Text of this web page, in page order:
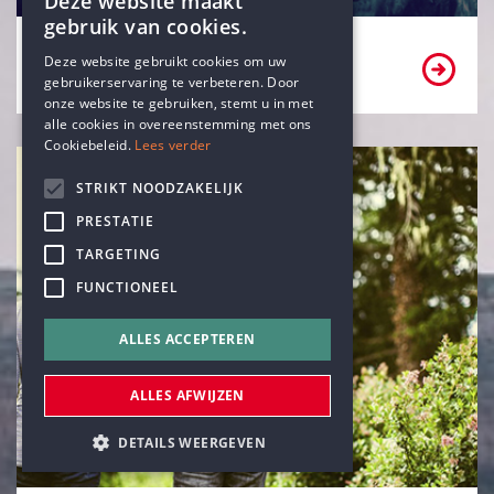
DUTCH
gebruik van cookies.
Deze website gebruikt cookies om uw
gebruikerservaring te verbeteren. Door
onze website te gebruiken, stemt u in met
alle cookies in overeenstemming met ons
Cookiebeleid. Lees verder
STRIKT NOODZAKELIJK
PRESTATIE
TARGETING
FUNCTIONEEL
ALLES ACCEPTEREN
ALLES AFWIJZEN
DETAILS WEERGEVEN